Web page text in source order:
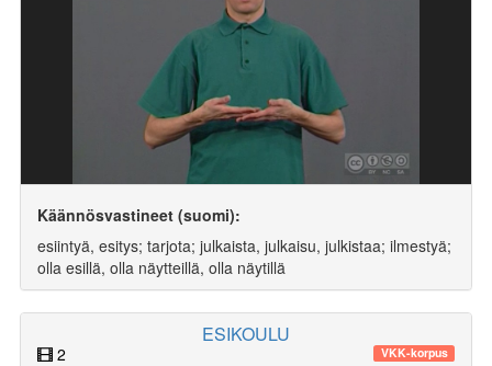
Käännösvastineet (suomi):
esiintyä, esitys; tarjota; julkaista, julkaisu, julkistaa; ilmestyä;
olla esillä, olla näytteillä, olla näytillä
ESIKOULU
2 VKK-korpus